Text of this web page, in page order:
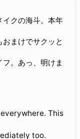
イクの海斗。本年
まけでサクッと
。あっ、明けま
This
too.